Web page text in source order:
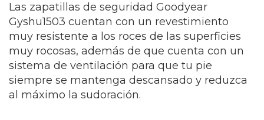
Las zapatillas de seguridad Goodyear
Gyshu1503 cuentan con un revestimiento
muy resistente a los roces de las superficies
muy rocosas, además de que cuenta con un
sistema de ventilación para que tu pie
siempre se mantenga descansado y reduzca
al máximo la sudoración.